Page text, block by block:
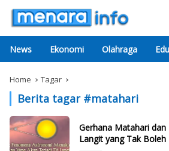
News Ekonomi Olahraga
Home Tagar
Berita tagar #matahari
Gerhana Matahari
Langit yang Tak